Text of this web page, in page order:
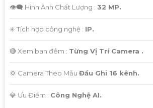
👁️‍🗨 Hình Ành Chất Lượng : 32 MP.
✳️ Tích hợp công nghệ : IP.
🔴 Xem ban đêm : Từng Vị Trí Camera .
💢 Camera Theo Mẫu Đầu Ghi 16 kênh.
️💎 Ưu Điểm : Công Nghệ AI.